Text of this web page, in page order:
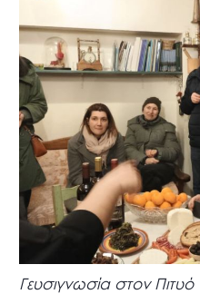
Γευσιγνωσία στον Πιτυό